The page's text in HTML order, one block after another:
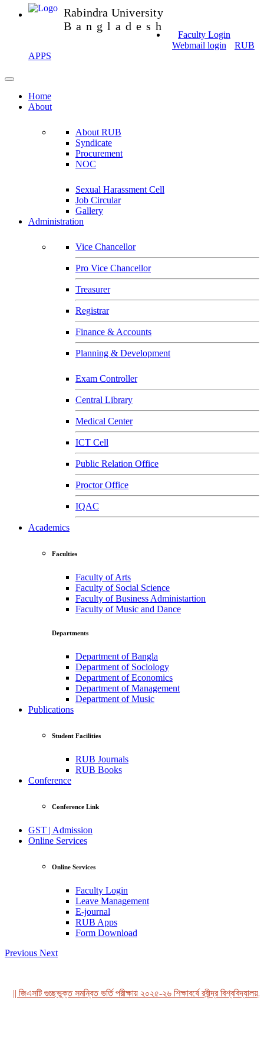
Rabindra University
Bangladesh
Faculty Login
Webmail login
RUB
APPS
Home
About
About RUB
Syndicate
Procurement
NOC
Sexual Harassment Cell
Job Circular
Gallery
Administration
Vice Chancellor
Pro Vice Chancellor
Treasurer
Registrar
Finance & Accounts
Planning & Development
Exam Controller
Central Library
Medical Center
ICT Cell
Public Relation Office
Proctor Office
IQAC
Academics
Faculties
Faculty of Arts
Faculty of Social Science
Faculty of Business Administartion
Faculty of Music and Dance
Departments
Department of Bangla
Department of Sociology
Department of Economics
Department of Management
Department of Music
Publications
Student Facilities
RUB Journals
RUB Books
Conference
Conference Link
GST | Admission
Online Services
Online Services
Faculty Login
Leave Management
E-journal
RUB Apps
Form Download
Previous Next
|| জিএসটি গুচ্ছভুক্ত সমন্বিত ভর্তি পরীক্ষায় ২০২৫-২৬ শিক্ষাবর্ষে রবীন্দ্র